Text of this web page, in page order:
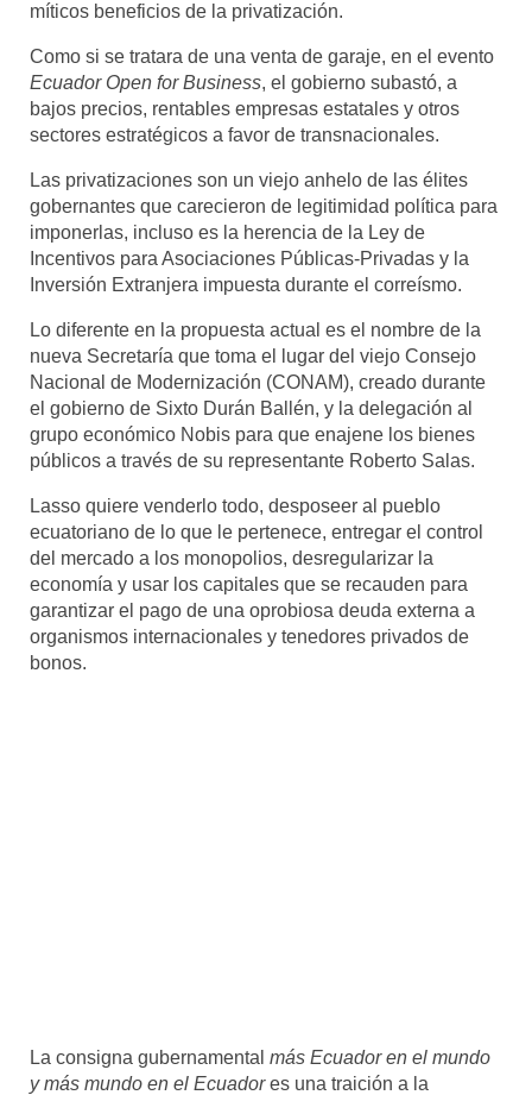
míticos beneficios de la privatización.
Como si se tratara de una venta de garaje, en el evento
Ecuador Open for Business, el gobierno subastó, a
bajos precios, rentables empresas estatales y otros
sectores estratégicos a favor de transnacionales.
Las privatizaciones son un viejo anhelo de las élites
gobernantes que carecieron de legitimidad política para
imponerlas, incluso es la herencia de la Ley de
Incentivos para Asociaciones Públicas-Privadas y la
Inversión Extranjera impuesta durante el correísmo.
Lo diferente en la propuesta actual es el nombre de la
nueva Secretaría que toma el lugar del viejo Consejo
Nacional de Modernización (CONAM), creado durante
el gobierno de Sixto Durán Ballén, y la delegación al
grupo económico Nobis para que enajene los bienes
públicos a través de su representante Roberto Salas.
Lasso quiere venderlo todo, desposeer al pueblo
ecuatoriano de lo que le pertenece, entregar el control
del mercado a los monopolios, desregularizar la
economía y usar los capitales que se recauden para
garantizar el pago de una oprobiosa deuda externa a
organismos internacionales y tenedores privados de
bonos.
La consigna gubernamental más Ecuador en el mundo
y más mundo en el Ecuadores una traición a la